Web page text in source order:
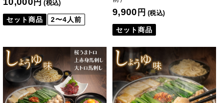
円 (税込)
セット商品 2〜4人前
9,900 円 (税込)
セット商品